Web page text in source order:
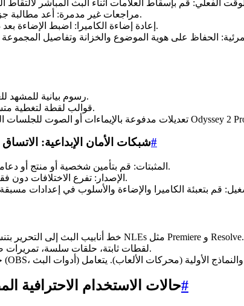
مراجعات غير مدمرة: أعد مطالبة جزء من تسلسل دون فك الباقي.
إعادة إضاءة الكاميرا: اضبط الإضاءة بعد ذلك لاستكشاف سريع للمظهر.
رسوم بيانية للمشهد للعلاقات بين الكائنات والممثلين.
قوالب لقطة لتغطية متسقة (واسعة، متوسطة، قريبة).
7) شبكات الأمان الإبداعية:#
المثبتات: قم بتأمين شخصية أو منتج أو دعامة أو بيئة لتستمر عبر اللقطات.
الإصدار: تفرع الاختلافات دون فقدان مظهر "البطل" الخاص بك.
خط أنابيب البث إلى التحرير بتنسيقات تصدير شائعة مناسبة لـ NLEs مثل Premiere و Resolve.
لقطات ثابتة، حلقات سلسة، تمريرات صديقة للألفا لرسومات الحركة.
حالات الاستخدام الاحترافية#